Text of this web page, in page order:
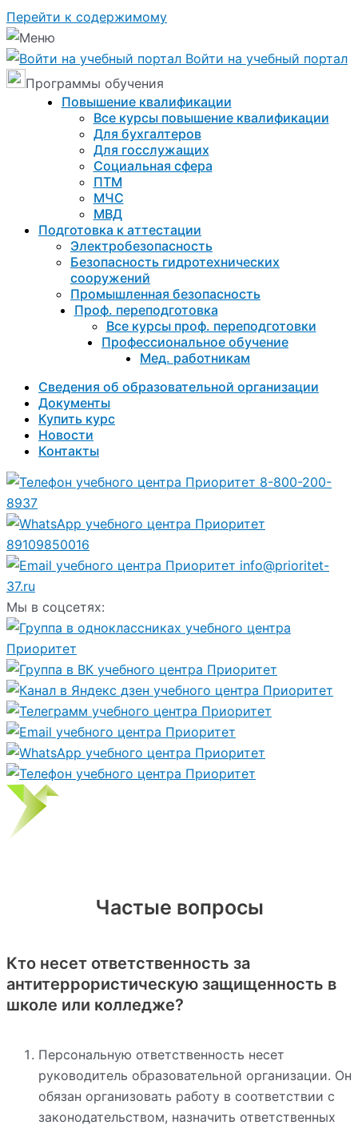
Перейти к содержимому
Войти на учебный портал
Программы обучения
Повышение квалификации
Все курсы повышение квалификации
Для бухгалтеров
Для госслужащих
Социальная сфера
ПТМ
МЧС
МВД
Подготовка к aттестации
Электробезопасность
Безопасность гидротехнических
сооружений
Промышленная безопасность
Проф. переподготовка
Все курсы проф. переподготовки
Профессиональное обучение
Мед. работникам
Сведения об образовательной организации
Документы
Купить курс
Новости
Контакты
8-800-200-
8937
89109850016
info@prioritet-
37.ru
Мы в соцсетях:
Частые вопросы
Кто несет ответственность за
антитеррористическую защищенность в
школе или колледже?
Персональную ответственность несет
руководитель образовательной организации. Он
обязан организовать работу в соответствии с
законодательством, назначить ответственных